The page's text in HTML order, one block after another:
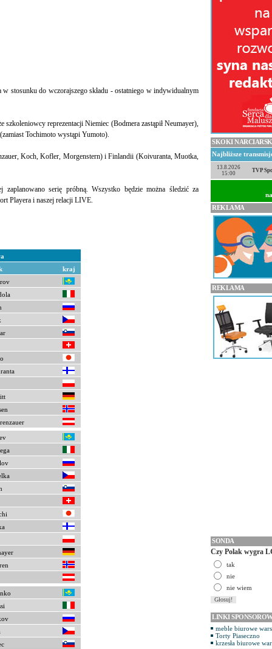
stosunku do wczorajszego składu - ostatniego w indywidualnym
reprezentacji Niemiec (Bodmera zastąpił Neumayer),
Tochimoto wystąpi Yumoto).
Koch, Kofler, Morgenstern) i Finlandii (Koivuranta, Muotka,
serię próbną. Wszystko będzie można śledzić za
Playera i naszej relacji LIVE.
kraj
SKOKI
Najbliższe
13.8.2026
15:00
TVP
REKLAMA
REKLAMA
SONDA
Czy Polak wygra
tak
nie
nie wiem
LINKI
meble biurowe
Torty Piaseczno
krzesła biurowe